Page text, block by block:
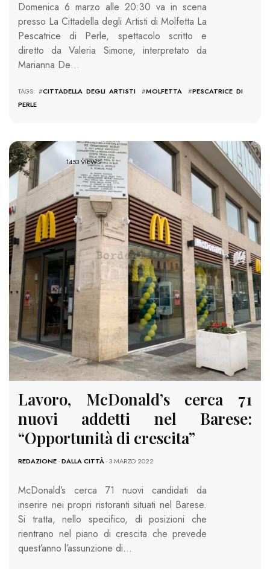
Domenica 6 marzo alle 20:30 va in scena
presso La Cittadella degli Artisti di Molfetta La
Pescatrice di Perle, spettacolo scritto e
diretto da Valeria Simone, interpretato da
Marianna De…
TAGS: #CITTADELLA DEGLI ARTISTI #MOLFETTA #PESCATRICE DI
PERLE
1453 VIEWS
Lavoro, McDonald’s cerca 71
nuovi addetti nel Barese:
“Opportunità di crescita”
REDAZIONE-DALLA CITTÀ- 3 MARZO 2022
McDonald’s cerca 71 nuovi candidati da
inserire nei propri ristoranti situati nel Barese.
Si tratta, nello specifico, di posizioni che
rientrano nel piano di crescita che prevede
quest’anno l’assunzione di…